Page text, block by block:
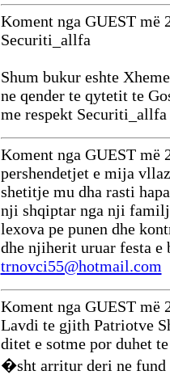
Koment nga GUEST më
Securiti_allfa
Shum bukur eshte
ne qender te qytetit te
me respekt Securiti_allfa
Koment nga GUEST më
pershendetjet e mija
shetitje mu dha rasti
nji shqiptar nga nji
lexova pe punen dhe
dhe njiherit uruar festa
trnovci55@hotmail.com
Koment nga GUEST më
Lavdi te gjith Patriotve
ditet e sotme por duhet
�sht arritur deri ne fund